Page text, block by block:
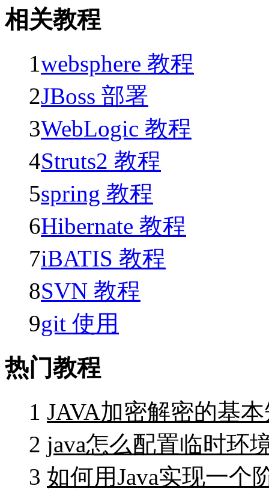
相关教程
1websphere 教程
2JBoss 部署
3WebLogic 教程
4Struts2 教程
5spring 教程
6Hibernate 教程
7iBATIS 教程
8SVN 教程
9git 使用
热门教程
1 JAVA加密解密的基
2 java怎么配置临时环
3 如何用Java实现一个